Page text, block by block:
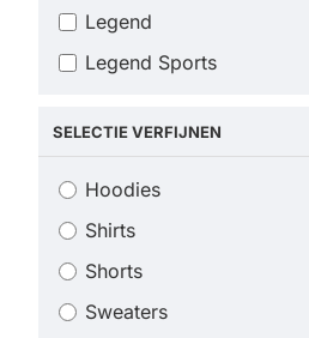
Legend
Legend Sports
SELECTIE VERFIJNEN
Hoodies
Shirts
Shorts
Sweaters